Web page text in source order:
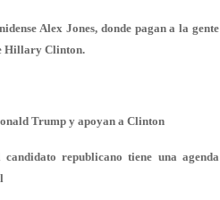
Alex Jones, donde pagan a la gente
Hillary Clinton.
Trump y apoyan a Clinton
republicano tiene una agenda